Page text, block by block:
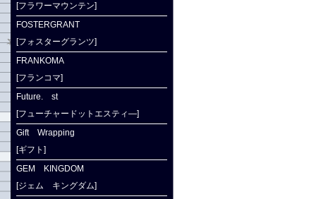
[フラワーマウンテン]
FOSTERGRANT
[フォスターグランツ]
FRANKOMA
[フランコマ]
Future. st
[フューチャードットエスティ―]
Gift Wrapping
[ギフト]
GEM KINGDOM
[ジェム キングダム]